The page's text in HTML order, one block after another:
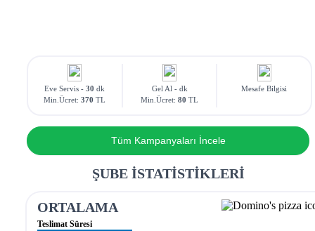
Eve Servis -30 dk
Min.Ücret:370 TL
Gel Al - dk
Min.Ücret: 80 TL
Mesafe Bilgisi
Tüm Kampanyaları İncele
ŞUBE İSTATİSTİKLERİ
ORTALAMA
Teslimat Süresi